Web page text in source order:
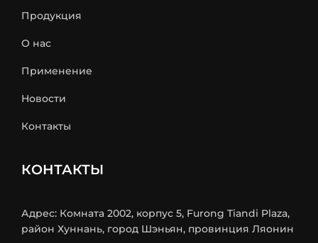
Продукция
О нас
Применение
Новости
Контакты
КОНТАКТЫ
Адрес: Комната 2002, корпус 5, Furong Tiandi Plaza,
район Хуннань, город Шэньян, провинция Ляонин